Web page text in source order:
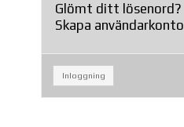
Glömt ditt lösenord?
Skapa användarkonto
Inloggning